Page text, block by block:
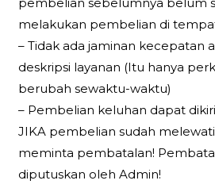
melakukan pembelian di
– Tidak ada jaminan kecepatan
deskripsi layanan (Itu hanya
berubah sewaktu-waktu)
– Pembelian keluhan dapat
JIKA pembelian sudah melewati
meminta pembatalan!
diputuskan oleh Admin!